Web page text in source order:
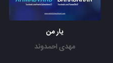
یار من
مهدی احمدوند